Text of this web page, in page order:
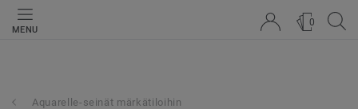
MENU
0
Aquarelle-seinät märkätiloihin